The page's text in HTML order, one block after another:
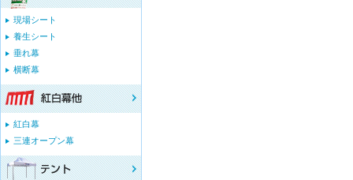
現場シート
養生シート
垂れ幕
横断幕
紅白幕
三連オープン幕